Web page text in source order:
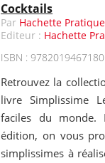
Cocktails
Par Hachette Pratique
Editeur : Hachette
ISBN : 9782019467180
Retrouvez la
livre Simplissime
faciles du monde.
édition, on vous
simplissimes à